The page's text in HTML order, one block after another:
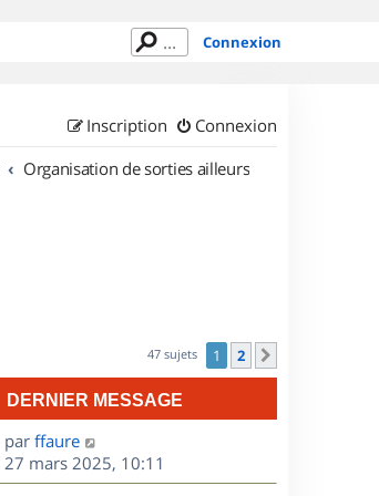
Connexion
Connexion
Inscription
Organisation de sorties ailleurs
47 sujets 1 2
DERNIER MESSAGE
D
e
r
par ffaure
27 mars 2025, 10:11